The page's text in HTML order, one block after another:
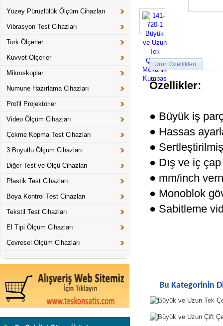
Yüzey Pürüzlülük Ölçüm Cihazları
Vibrasyon Test Cihazları
Tork Ölçerler
Kuvvet Ölçerler
Mikroskoplar
Numune Hazırlama Cihazları
Profil Projektörler
Video Ölçüm Cihazları
Çekme Kopma Test Cihazları
3 Boyutlu Ölçüm Cihazları
Diğer Test ve Ölçü Cihazları
Plastik Test Cihazları
Boya Kontrol Test Cihazları
Tekstil Test Cihazları
El Tipi Ölçüm Cihazları
Çevresel Ölçüm Cihazları
Ürün Özellikleri
Özellikler:
● Büyük iş
● Hassas
●
● Dış ve iç
● mm/inch
● Monoblok
● Sabitleme
Bu Kategorinin